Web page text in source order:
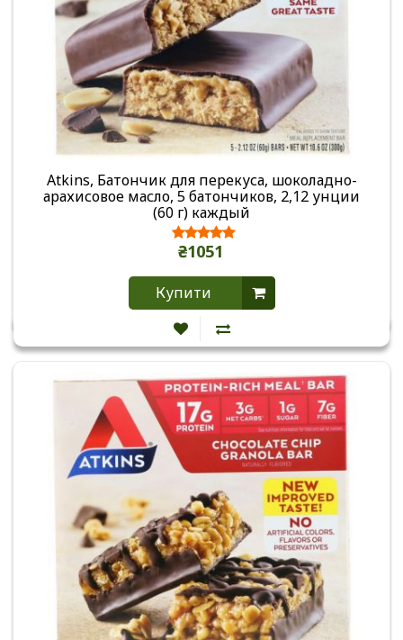
Atkins, Батончик для перекуса, шоколадно-
арахисовое масло, 5 батончиков, 2,12 унции
(60 г) каждый
₴1051
Купити